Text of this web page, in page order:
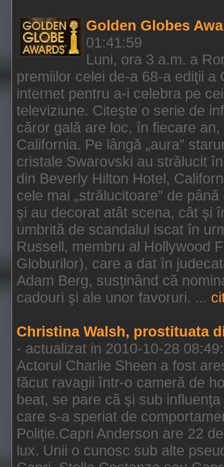
Golden Globes
01:41:59
Luni, ora 3 a.m. a
premiilor celei de-a 68-a ediţii
internet pentru a-i celebra pe
televiziune. Citeşte o serie de
căror gală are loc, în fiecare
California. Pe lângă „aura”
cristale Swarovski au strălucit
din Beverly Hilton Hotel,
cele mai „strălucitoare” de
şi au decorat atât scena, cât şi
umbrită de scandalul iscat în
Russell, membru al Hollywood
Globurilor), care a dat în
Adam Berg, susţinând că
cadouri şi ale unor favoruri. ...
Christina Walsh, prostituata
- actualizat in 2010-10-28
Actorul Charlie Sheen a fost
făcut ravagii într-o cameră de
beat, se pare că şi sub
care s-a speriat de
Poliţie.Capri Anderson are 22
lux. Unii o cunosc sub alte